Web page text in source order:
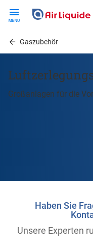
contentGaszubehör
Großanlagen für die
Haben Sie
Unsere Experten